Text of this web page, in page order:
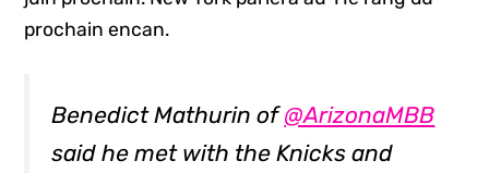
prochain encan.
Benedict Mathurin of ⁦@ArizonaMBB
said he met with the Knicks and